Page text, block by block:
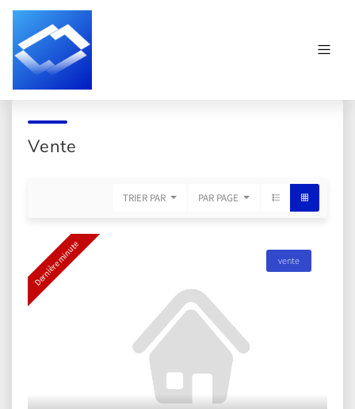
Vente
TRIER PAR PAR PAGE
Dernière minute vente